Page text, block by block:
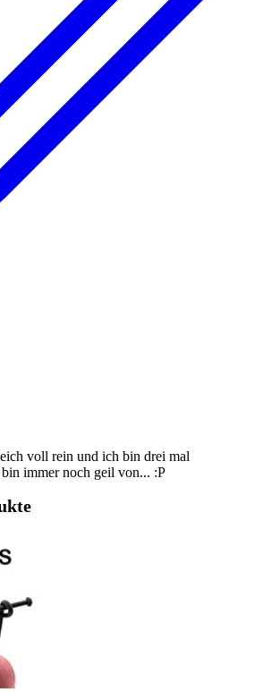
voll rein und ich bin drei mal
immer noch geil von... :P